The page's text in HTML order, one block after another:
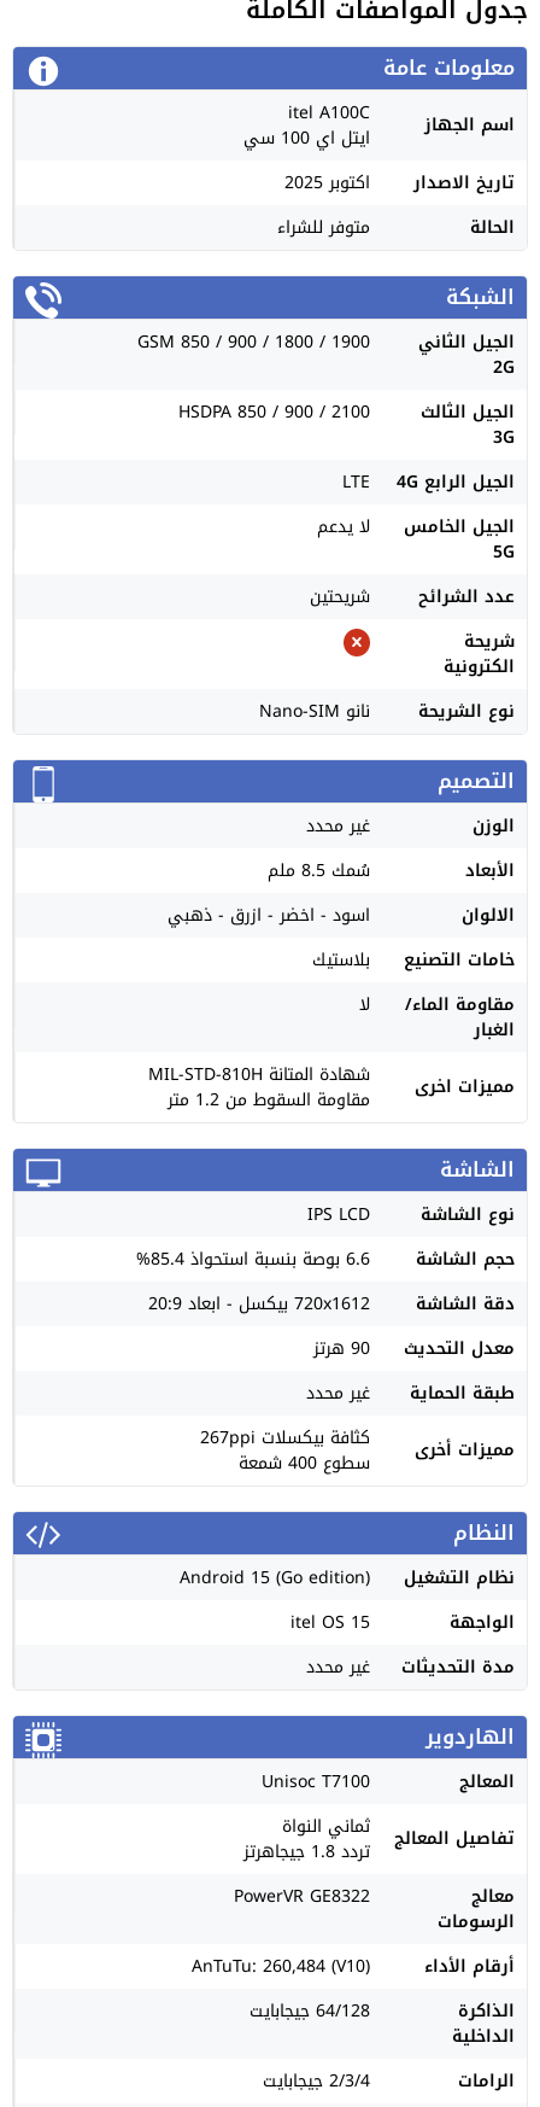
معلومات عامة
اسم الجهاز itel A100C
ايتل اي 100 سي
تاريخ الاصدار
اكتوبر 2025
الحالة
متوفر للشراء
الشبكة
الجيل الثاني
2G
GSM 850 / 900 / 1800 / 1900
الجيل الثالث
3G
HSDPA 850 / 900 / 2100
الجيل الرابع 4G
LTE
الجيل الخامس
5G
لا يدعم
عدد الشرائح
شريحتين
شريحة
الكترونية
نوع الشريحة
نانو Nano-SIM
التصميم
الوزن
غير محدد
الأبعاد
سُمك 8.5 ملم
الالوان
اسود - اخضر - ازرق - ذهبي
خامات التصنيع
بلاستيك
مقاومة الماء/
الغبار
لا
مميزات اخرى شهادة المتانة MIL-STD-810H
مقاومة السقوط من 1.2 متر
الشاشة
نوع الشاشة
IPS LCD
حجم الشاشة
6.6 بوصة بنسبة استحواذ 85.4%
دقة الشاشة
720x1612 بيكسل - ابعاد 20:9
معدل التحديث
90 هرتز
طبقة الحماية
غير محدد
مميزات أخرى
كثافة بيكسلات 267ppi
سطوع 400 شمعة
النظام
نظام التشغيل
Android 15 (Go edition)
الواجهة
itel OS 15
مدة التحديثات
غير محدد
الهاردوير
المعالج
Unisoc T7100
تفاصيل المعالج
ثماني النواة
تردد 1.8 جيجاهرتز
معالج
الرسومات
PowerVR GE8322
أرقام الأداء
AnTuTu: 260,484 (V10)
الذاكرة
الداخلية
64/128 جيجابايت
الرامات 2/3/4 جيجابايت